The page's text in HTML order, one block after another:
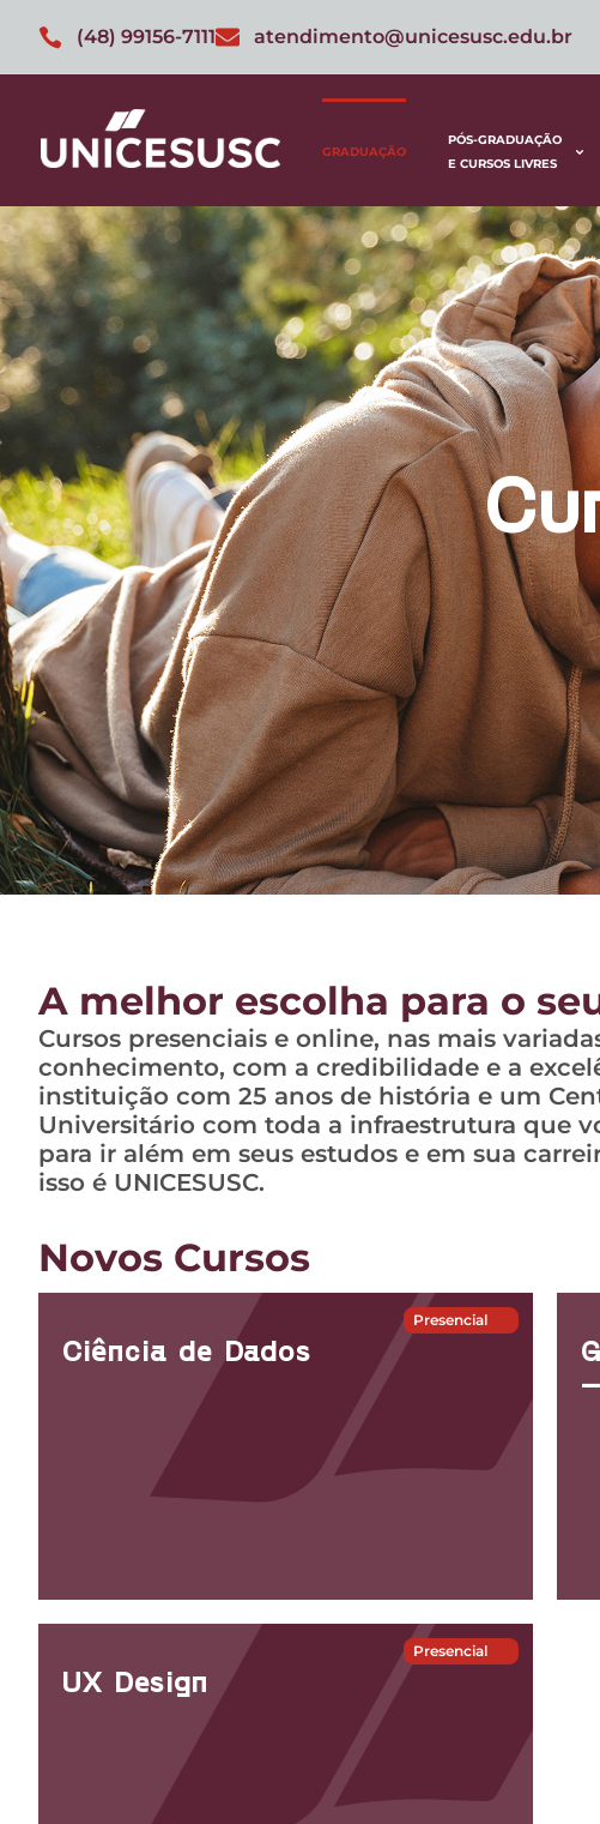
(48) 99156-7111 atendimento@unicesusc.edu.br
GRADUAÇÃO
PÓS-GRADUAÇÃO
E CURSOS LIVRES
A melhor escolha para o
Cursos presenciais e online, nas mais
conhecimento, com a credibilidade e a
instituição com 25 anos de história e um
Universitário com toda a infraestrutura que
para ir além em seus estudos e em sua
isso é UNICESUSC.
Novos Cursos
Presencial
Ciência de Dados
Presencial
UX Design